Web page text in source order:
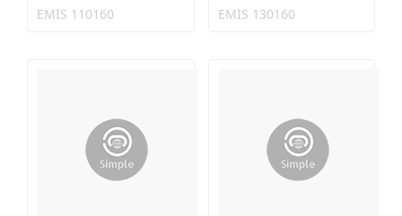
EMIS 110160 EMIS 130160